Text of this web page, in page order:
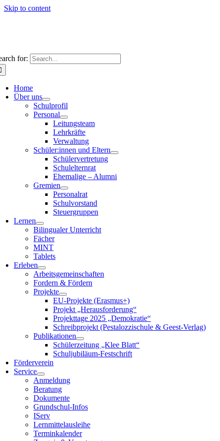
Skip to content
for:
Home
Über uns
Schulprofil
Personal
Leitungsteam
Lehrkräfte
Verwaltung
Schüler:innen und Eltern
Schülervertretung
Schulelternrat
Ehemalige – Alumni
Gremien
Personalrat
Schulvorstand
Steuergruppen
Lernen
Bilingualer Unterricht
Fächer
MINT
Tablets
Erleben
Arbeitsgemeinschaften
Fordern & Fördern
Projekte
EU-Projekte (Erasmus+)
Projekt „Herausforderung“
Projekttage 2025 „Demokratie“
Schreibprojekt (Pestalozzischule & Geest-Verlag)
Publikationen
Schülerzeitung „Klee Blatt“
Schuljubiläum-Festschrift
Förderverein
Service
Anmeldung
Beratung
Dokumente
Grundschul-Infos
IServ
Lernmittelausleihe
Terminkalender